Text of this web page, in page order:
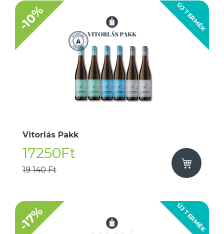
ÚJ TERMÉK
-10%
Vitorlás Pakk
17250Ft
19 140 Ft
ÚJ TERMÉK
-17%